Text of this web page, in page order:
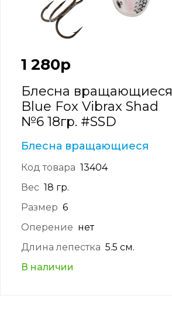
1 280р
Блесна вращающиеся
Blue Fox Vibrax Shad
№6 18гр. #SSD
Блесна вращающиеся
Код товара 13404
Вес 18 гр.
Размер 6
Оперение нет
Длина лепестка 5.5 см.
В наличии